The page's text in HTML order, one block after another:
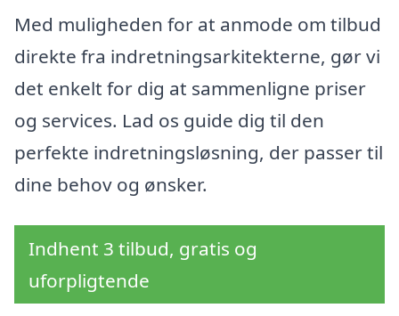
Med muligheden for at anmode om tilbud
direkte fra indretningsarkitekterne, gør vi
det enkelt for dig at sammenligne priser
og services. Lad os guide dig til den
perfekte indretningsløsning, der passer til
dine behov og ønsker.
Indhent 3 tilbud, gratis og
uforpligtende